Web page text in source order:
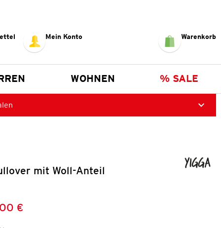
Mein Konto Warenkorb
WOHNEN % SALE
mit Woll-Anteil
€